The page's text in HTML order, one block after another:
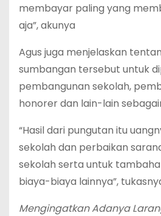
membayar paling yang
aja”, akunya
Agus juga menjelaskan
sumbangan tersebut untuk
pembangunan sekolah,
honorer dan lain-lain
“Hasil dari pungutan itu
sekolah dan perbaikan
sekolah serta untuk
biaya-biaya lainnya”,
Mengingatkan Adanya